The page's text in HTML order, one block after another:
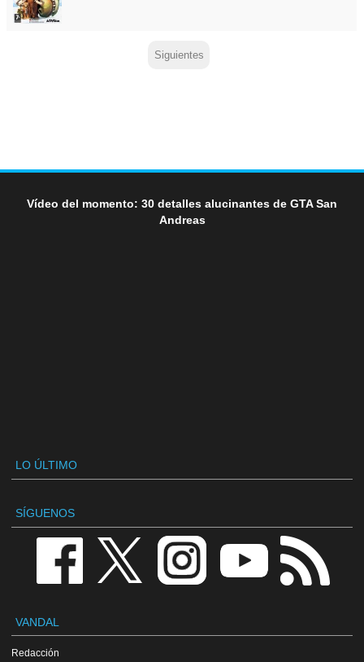
Siguientes
Vídeo del momento: 30 detalles alucinantes de GTA San
Andreas
LO ÚLTIMO
SÍGUENOS
VANDAL
Redacción